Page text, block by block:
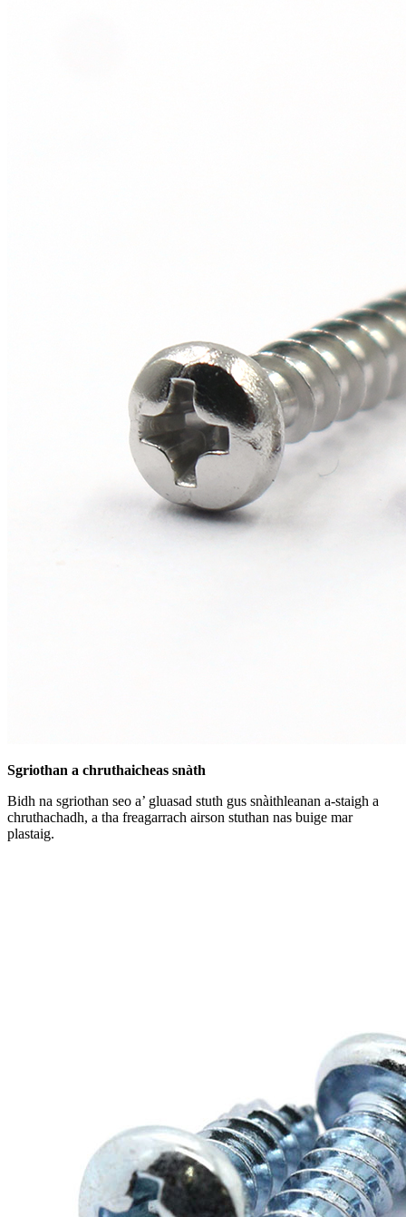
Sgriothan a chruthaicheas snàth
Bidh na sgriothan seo a’ gluasad stuth gus snàithleanan a-staigh a
chruthachadh, a tha freagarrach airson stuthan nas buige mar
plastaig.